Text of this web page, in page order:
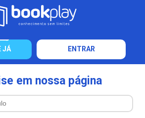
JÁ ENTRAR
em nossa página